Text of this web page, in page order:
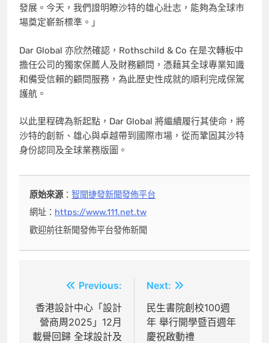
發展。今天，我們證明瞭沙特的雄心壯志，能夠為全球市
場奠定嶄新標準。」
Dar Global 亦欣然確認，Rothschild & Co 在是次轉板中
擔任公司的獨家保薦人及財務顧問，憑藉其全球專業知識
和備受信賴的顧問服務，為此歷史性成就的順利完成保駕
護航。
以此里程碑為新起點，Dar Global 將繼續履行其使命，將
沙特的創新、雄心與卓越帶到國際市場，從而鞏固其沙特
身份認同及全球業務版圖。
原始來源：智聞捷發新聞發佈平台
網址： https://www.111.net.tw
歡迎前往新聞發佈平台發佈新聞
章
導
Previous:
香港設計中心「設計
營商周2025」12月
載譽回歸 全球設計及
Next:
民生書院創校100週
年 舉行開學暨百週年
慶祝啟動禮